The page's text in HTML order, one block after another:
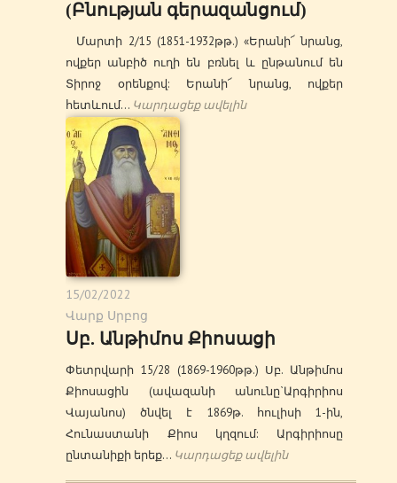
(Բնության գերազանցում)
Մարտի 2/15 (1851-1932թթ.) «Երանի՜ նրանց,
ովքեր անբիծ ուղի են բռնել և ընթանում են
Տիրոջ օրենքով: Երանի՜ նրանց, ովքեր
հետևում… Կարդացեք ավելին
15/02/2022
Վարք Սրբոց
Սբ. Անթիմոս Քիոսացի
Փետրվարի 15/28 (1869-1960թթ.) Սբ. Անթիմոս
Քիոսացին (ավազանի անունը`Արգիրիոս
Վայանոս) ծնվել է 1869թ. հուլիսի 1-ին,
Հունաստանի Քիոս կղզում: Արգիրիոսը
ընտանիքի երեք… Կարդացեք ավելին